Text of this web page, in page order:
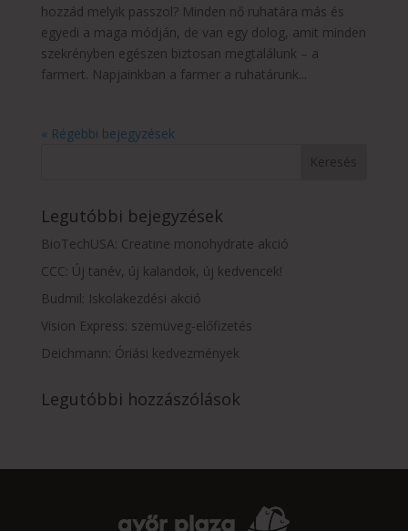
hozzád melyik passzol? Minden nő ruhatára más és
egyedi a maga módján, de van egy dolog, amit minden
szekrényben egészen biztosan megtalálunk – a
farmert. Napjainkban a farmer a ruhatárunk...
« Régebbi bejegyzések
Legutóbbi bejegyzések
BioTechUSA: Creatine monohydrate akció
CCC: Új tanév, új kalandok, új kedvencek!
Budmil: Iskolakezdési akció
Vision Express: szemüveg-előfizetés
Deichmann: Óriási kedvezmények
Legutóbbi hozzászólások